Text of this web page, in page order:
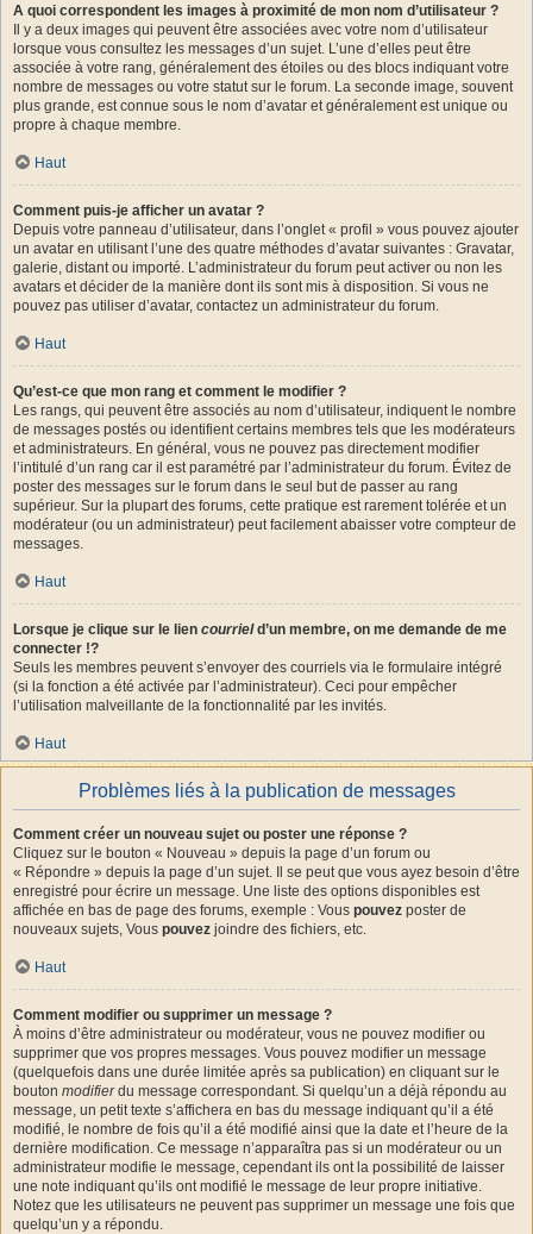
A quoi correspondent les images à proximité de mon nom d’utilisateur ?
Il y a deux images qui peuvent être associées avec votre nom d’utilisateur
lorsque vous consultez les messages d’un sujet. L’une d’elles peut être
associée à votre rang, généralement des étoiles ou des blocs indiquant votre
nombre de messages ou votre statut sur le forum. La seconde image, souvent
plus grande, est connue sous le nom d’avatar et généralement est unique ou
propre à chaque membre.
Haut
Comment puis-je afficher un avatar ?
Depuis votre panneau d’utilisateur, dans l’onglet « profil » vous pouvez ajouter
un avatar en utilisant l’une des quatre méthodes d’avatar suivantes : Gravatar,
galerie, distant ou importé. L’administrateur du forum peut activer ou non les
avatars et décider de la manière dont ils sont mis à disposition. Si vous ne
pouvez pas utiliser d’avatar, contactez un administrateur du forum.
Haut
Qu’est-ce que mon rang et comment le modifier ?
Les rangs, qui peuvent être associés au nom d’utilisateur, indiquent le nombre
de messages postés ou identifient certains membres tels que les modérateurs
et administrateurs. En général, vous ne pouvez pas directement modifier
l’intitulé d’un rang car il est paramétré par l’administrateur du forum. Évitez de
poster des messages sur le forum dans le seul but de passer au rang
supérieur. Sur la plupart des forums, cette pratique est rarement tolérée et un
modérateur (ou un administrateur) peut facilement abaisser votre compteur de
messages.
Haut
Lorsque je clique sur le lien courrield’un membre, on me demande de me
connecter !?
Seuls les membres peuvent s’envoyer des courriels via le formulaire intégré
(si la fonction a été activée par l’administrateur). Ceci pour empêcher
l’utilisation malveillante de la fonctionnalité par les invités.
Haut
Problèmes liés à la publication de messages
Comment créer un nouveau sujet ou poster une réponse ?
Cliquez sur le bouton « Nouveau » depuis la page d’un forum ou
« Répondre » depuis la page d’un sujet. Il se peut que vous ayez besoin d’être
enregistré pour écrire un message. Une liste des options disponibles est
affichée en bas de page des forums, exemple : Vous pouvez poster de
nouveaux sujets, Vous pouvez joindre des fichiers, etc.
Haut
Comment modifier ou supprimer un message ?
À moins d’être administrateur ou modérateur, vous ne pouvez modifier ou
supprimer que vos propres messages. Vous pouvez modifier un message
(quelquefois dans une durée limitée après sa publication) en cliquant sur le
bouton modifierdu message correspondant. Si quelqu’un a déjà répondu au
message, un petit texte s’affichera en bas du message indiquant qu’il a été
modifié, le nombre de fois qu’il a été modifié ainsi que la date et l’heure de la
dernière modification. Ce message n’apparaîtra pas si un modérateur ou un
administrateur modifie le message, cependant ils ont la possibilité de laisser
une note indiquant qu’ils ont modifié le message de leur propre initiative.
Notez que les utilisateurs ne peuvent pas supprimer un message une fois que
quelqu’un y a répondu.